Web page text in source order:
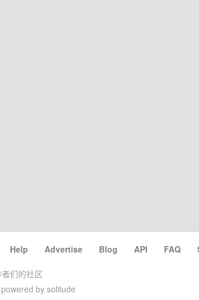
· Help · Advertise · Blog · API · FAQ ·
们的社区
by solitude